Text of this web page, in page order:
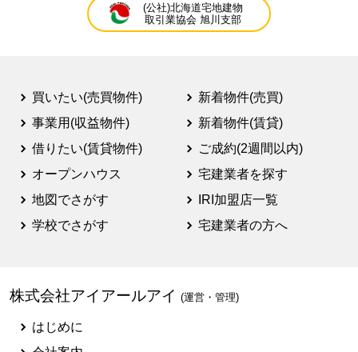
(公社)北海道宅地建物
取引業協会 旭川支部
買いたい(売買物件)
事業用(収益物件)
借りたい(賃貸物件)
オープンハウス
地図でさがす
学校でさがす
新着物件(売買)
新着物件(賃貸)
ご成約(2週間以内)
宅建業者を探す
IRI加盟店一覧
宅建業者の方へ
株式会社アイアールアイ (運営・管理)
はじめに